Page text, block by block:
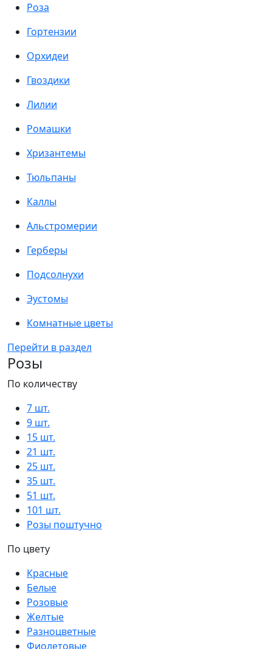
Роза
Гортензии
Орхидеи
Гвоздики
Лилии
Ромашки
Хризантемы
Тюльпаны
Каллы
Альстромерии
Герберы
Подсолнухи
Эустомы
Комнатные цветы
Перейти в раздел
Розы
По количеству
7 шт.
9 шт.
15 шт.
21 шт.
25 шт.
35 шт.
51 шт.
101 шт.
Розы поштучно
По цвету
Красные
Белые
Розовые
Желтые
Разноцветные
Фиолетовые